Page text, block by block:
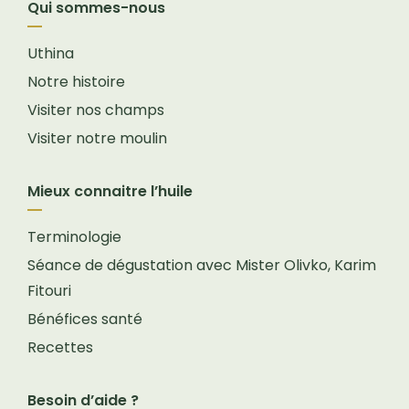
Qui sommes-nous
Uthina
Notre histoire
Visiter nos champs
Visiter notre moulin
Mieux connaitre l’huile
Terminologie
Séance de dégustation avec Mister Olivko, Karim
Fitouri
Bénéfices santé
Recettes
Besoin d’aide ?